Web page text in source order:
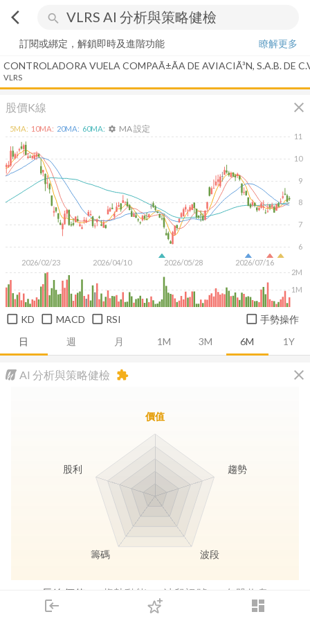
arrow_back_ios search
login dashboard
下單
訂閱或綁定，解鎖即時及進階功能
瞭解更多
CONTROLADORA VUELA COMPAÃ±Ã­A DE AVIACIÃ³N, S.A.B. DE
VLRS
股價K線 close
日 週 月 1M 3M 6M 1Y
2026/02/23 2026/04/10 2026/05/28 2026/07/16
6
7
8
9
10
11
1M
2M
5MA: 10MA: 20MA: 60MA: settings MA 設定
KD MACD RSI 手勢操作
AI 分析與策略健檢 close
extension
長線價值 趨勢動能 波段訊號 存股收息
價值
趨勢
波段
籌碼
股利